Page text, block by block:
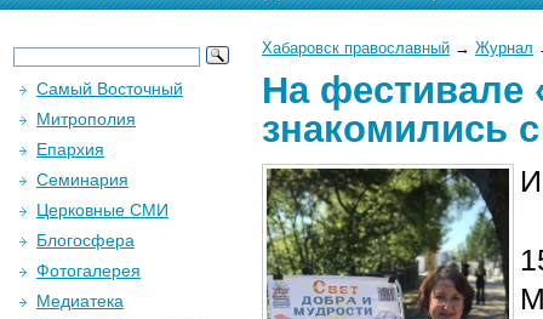
Хабаровск православный → Журнал
На фестивале
знакомились
Самый Восточный
Митрополия
Епархия
Семинария
Церковные СМИ
Блогосфера
Фотогалерея
Медиатека